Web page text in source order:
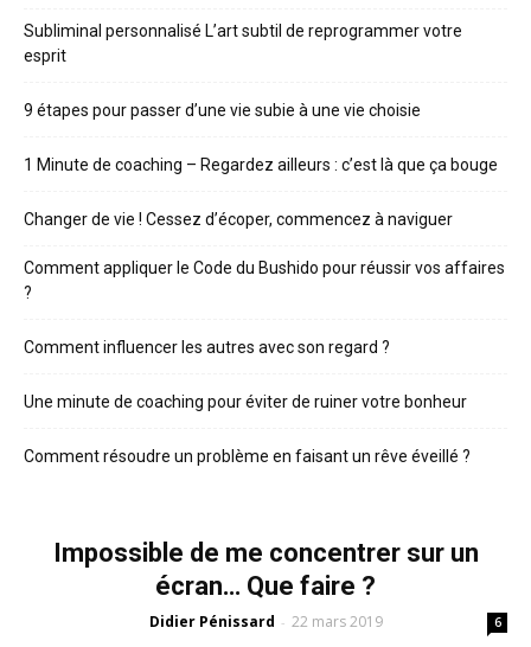
Subliminal personnalisé L’art subtil de reprogrammer votre
esprit
9 étapes pour passer d’une vie subie à une vie choisie
1 Minute de coaching – Regardez ailleurs : c’est là que ça bouge
Changer de vie ! Cessez d’écoper, commencez à naviguer
Comment appliquer le Code du Bushido pour réussir vos affaires
?
Comment influencer les autres avec son regard ?
Une minute de coaching pour éviter de ruiner votre bonheur
Comment résoudre un problème en faisant un rêve éveillé ?
Impossible de me concentrer sur un
écran… Que faire ?
Didier Pénissard - 22 mars 2019 6